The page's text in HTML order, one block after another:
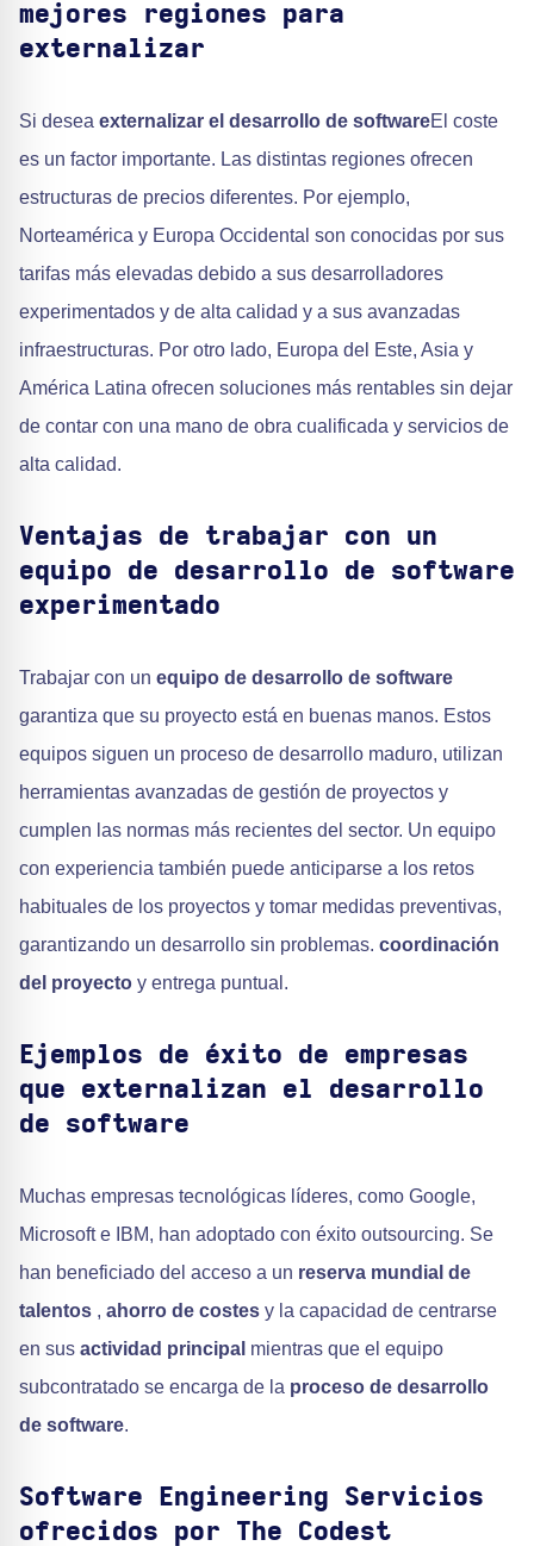
mejores regiones para
externalizar
Si desea externalizar el desarrollo de softwareEl coste
es un factor importante. Las distintas regiones ofrecen
estructuras de precios diferentes. Por ejemplo,
Norteamérica y Europa Occidental son conocidas por sus
tarifas más elevadas debido a sus desarrolladores
experimentados y de alta calidad y a sus avanzadas
infraestructuras. Por otro lado, Europa del Este, Asia y
América Latina ofrecen soluciones más rentables sin dejar
de contar con una mano de obra cualificada y servicios de
alta calidad.
Ventajas de trabajar con un
equipo de desarrollo de software
experimentado
Trabajar con un equipo de desarrollo de software
garantiza que su proyecto está en buenas manos. Estos
equipos siguen un proceso de desarrollo maduro, utilizan
herramientas avanzadas de gestión de proyectos y
cumplen las normas más recientes del sector. Un equipo
con experiencia también puede anticiparse a los retos
habituales de los proyectos y tomar medidas preventivas,
garantizando un desarrollo sin problemas. coordinación
del proyecto y entrega puntual.
Ejemplos de éxito de empresas
que externalizan el desarrollo
de software
Muchas empresas tecnológicas líderes, como Google,
Microsoft e IBM, han adoptado con éxito outsourcing. Se
han beneficiado del acceso a un reserva mundial de
talentos , ahorro de costes y la capacidad de centrarse
en sus actividad principal mientras que el equipo
subcontratado se encarga de la proceso de desarrollo
de software.
Software Engineering Servicios
ofrecidos por The Codest